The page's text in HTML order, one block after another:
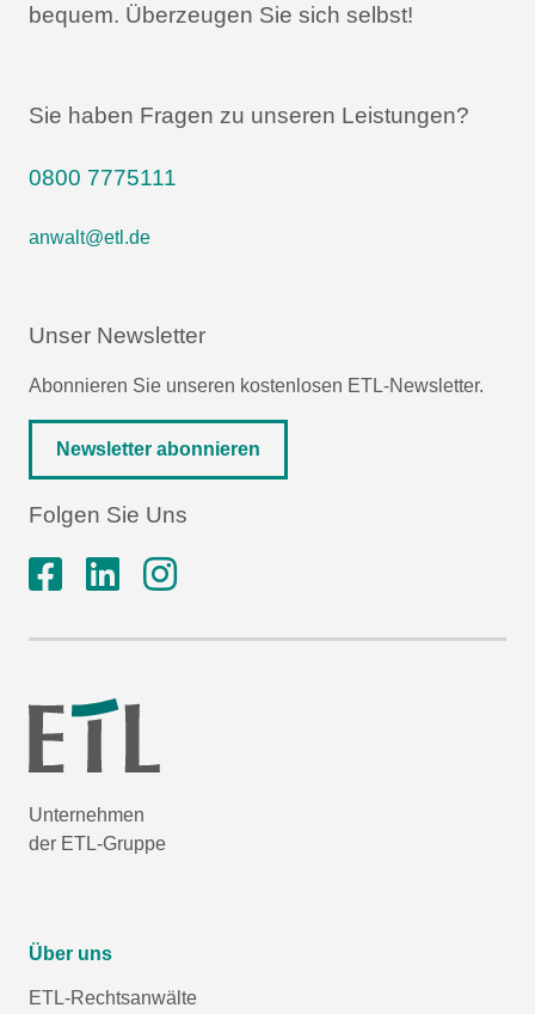
bequem. Überzeugen Sie sich selbst!
Sie haben Fragen zu unseren Leistungen?
0800 7775111
anwalt@etl.de
Unser Newsletter
Abonnieren Sie unseren kostenlosen ETL-Newsletter.
Newsletter abonnieren
Folgen Sie Uns
Unternehmen
der ETL-Gruppe
Über uns
ETL-Rechtsanwälte